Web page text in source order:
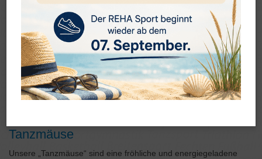
Tanzmäuse
Unsere „Tanzmäuse“ sind eine fröhliche und energiegeladene